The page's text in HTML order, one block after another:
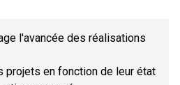
l'avancée des réalisations
projets en fonction de leur état